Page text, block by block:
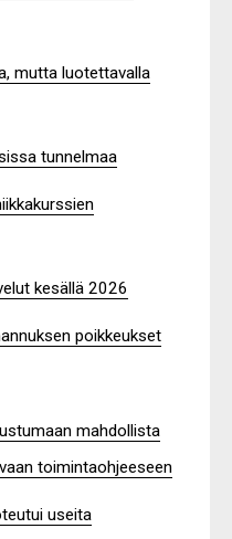
mutta luotettavalla
tunnelmaa
kesällä 2026
poikkeukset
mahdollista
toimintaohjeeseen
useita